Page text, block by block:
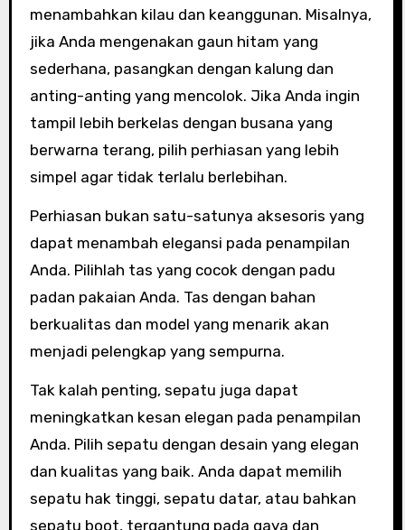
menambahkan kilau dan keanggunan. Misalnya,
jika Anda mengenakan gaun hitam yang
sederhana, pasangkan dengan kalung dan
anting-anting yang mencolok. Jika Anda ingin
tampil lebih berkelas dengan busana yang
berwarna terang, pilih perhiasan yang lebih
simpel agar tidak terlalu berlebihan.
Perhiasan bukan satu-satunya aksesoris yang
dapat menambah elegansi pada penampilan
Anda. Pilihlah tas yang cocok dengan padu
padan pakaian Anda. Tas dengan bahan
berkualitas dan model yang menarik akan
menjadi pelengkap yang sempurna.
Tak kalah penting, sepatu juga dapat
meningkatkan kesan elegan pada penampilan
Anda. Pilih sepatu dengan desain yang elegan
dan kualitas yang baik. Anda dapat memilih
sepatu hak tinggi, sepatu datar, atau bahkan
sepatu boot, tergantung pada gaya dan